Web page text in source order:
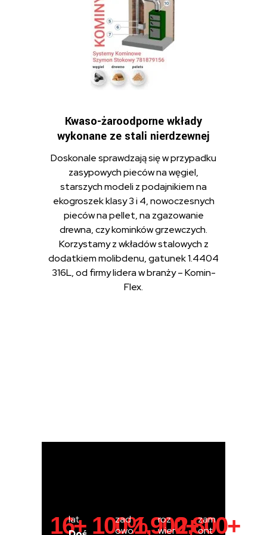
Kwaso-żaroodporne wkłady
wykonane ze stali nierdzewnej
Doskonale sprawdzają się w przypadku
zasypowych pieców na węgiel,
starszych modeli z podajnikiem na
ekogroszek klasy 3 i 4, nowoczesnych
pieców na pellet, na zgazowanie
drewna, czy kominków grzewczych.
Korzystamy z wkładów stalowych z
dodatkiem molibdenu, gatunek 1.4404
316L, od firmy lidera w branży – Komin-
Flex.
16+
lat
100%
zad
owo1,900+
roz
wier2,800+
zam
ont